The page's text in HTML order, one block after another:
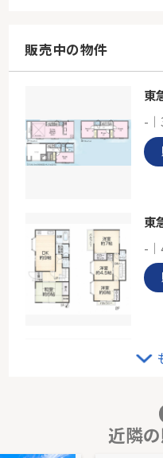
-
東
販売中の物件
-
東
-
近隣